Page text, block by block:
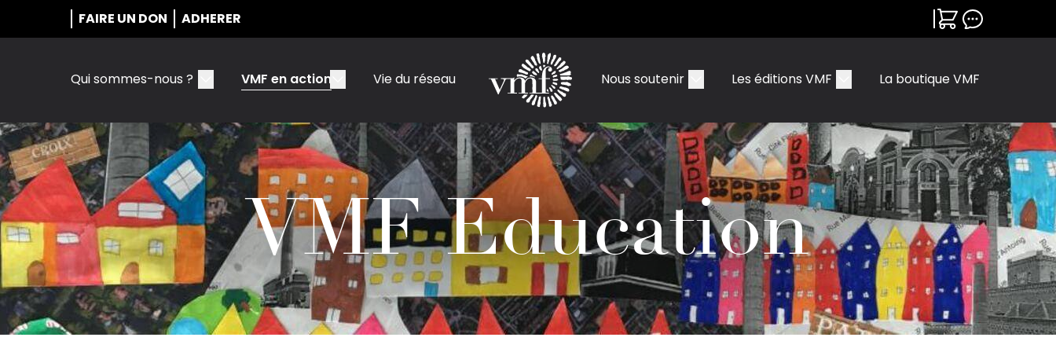
FAIRE UN DON ADHERER
Qui sommes-nous ? VMF en action Vie du réseau Nous soutenir Les éditions VMF La boutique VMF
VMF Education